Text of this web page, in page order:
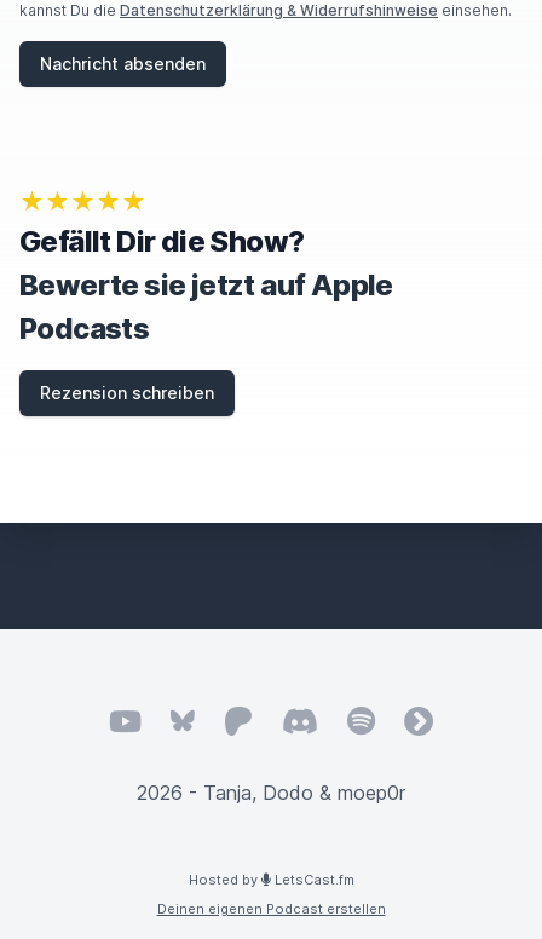
kannst Du die Datenschutzerklärung & Widerrufshinweise einsehen.
Nachricht absenden
★★★★★
Gefällt Dir die Show?
Bewerte sie jetzt auf Apple
Podcasts
Rezension schreiben
YouTubeBlueskyPatreonDiscordSpotifyfyyd
2026 - Tanja, Dodo & moep0r
Hosted by
LetsCast.fm
Deinen eigenen Podcast erstellen